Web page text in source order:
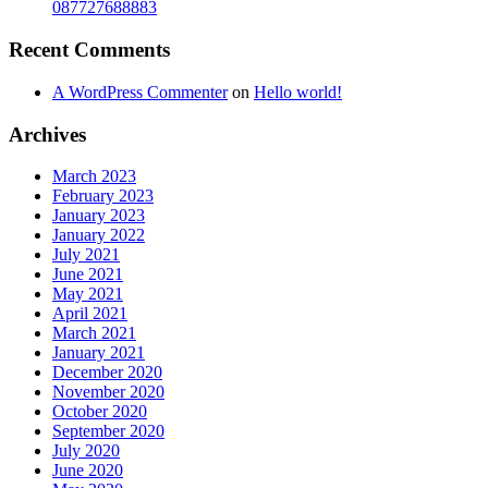
087727688883
Recent Comments
A WordPress Commenteron Hello world!
Archives
March 2023
February 2023
January 2023
January 2022
July 2021
June 2021
May 2021
April 2021
March 2021
January 2021
December 2020
November 2020
October 2020
September 2020
July 2020
June 2020